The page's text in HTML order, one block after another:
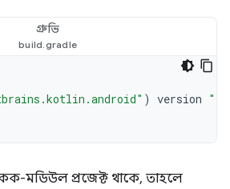
গ্রুভি
) version
মডিউল প্রজেক্ট থাকে, তাহলে